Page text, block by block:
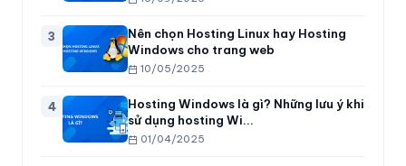
3
Nên chọn Hosting Linux hay Hosting
Windows cho trang web
10/05/2025
4
Hosting Windows là gì? Những lưu ý khi
sử dụng hosting Wi...
01/04/2025